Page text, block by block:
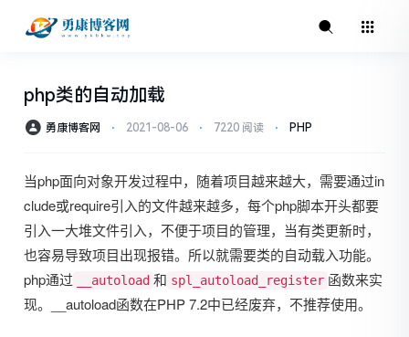
php类的自动加载
勇康博客网 ⋅ 2021-08-06 ⋅ 7220 阅读 ⋅ PHP
当php面向对象开发过程中，随着项目越来越大，需要通过in
clude或require引入的文件越来越多，每个php脚本开头都要
引入一大堆文件引入，不便于项目的管理，当有类更新时，
也容易导致项目出现报错。所以就需要类的自动载入功能。
php通过
__autoload 和 spl_autoload_register 函数来实
现。__autoload函数在PHP 7.2中已经废弃，不推荐使用。